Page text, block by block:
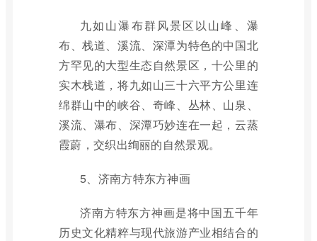
九如山瀑布群风景区以山峰、瀑
布、栈道、溪流、深潭为特色的中国北
方罕见的大型生态自然景区，十公里的
实木栈道，将九如山三十六平方公里连
绵群山中的峡谷、奇峰、丛林、山泉、
溪流、瀑布、深潭巧妙连在一起，云蒸
霞蔚，交织出绚丽的自然景观。
5、济南方特东方神画
济南方特东方神画是将中国五千年
历史文化精粹与现代旅游产业相结合的